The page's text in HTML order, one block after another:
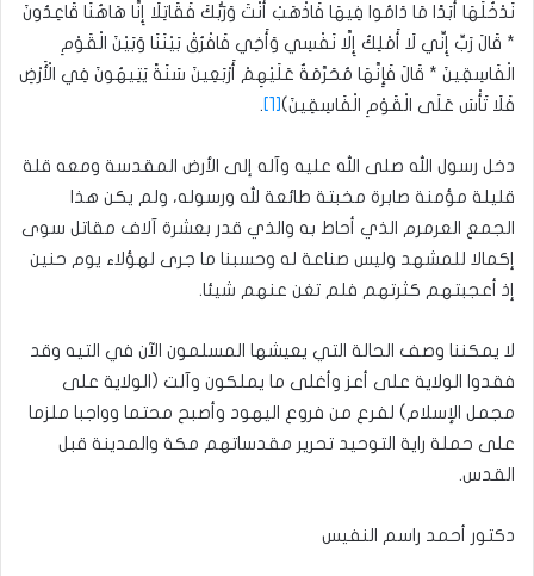
نَدْخُلَهَا أَبَدًا مَا دَامُوا فِيهَا فَاذْهَبْ أَنْتَ وَرَبُّكَ فَقَاتِلَا إِنَّا هَاهُنَا قَاعِدُونَ
* قَالَ رَبِّ إِنِّي لَا أَمْلِكُ إِلَّا نَفْسِي وَأَخِي فَافْرُقْ بَيْنَنَا وَبَيْنَ الْقَوْمِ
الْفَاسِقِينَ * قَالَ فَإِنَّهَا مُحَرَّمَةٌ عَلَيْهِمْ أَرْبَعِينَ سَنَةً يَتِيهُونَ فِي الْأَرْضِ
فَلَا تَأْسَ عَلَى الْقَوْمِ الْفَاسِقِينَ)[1]
.
دخل رسول الله صلى الله عليه وآله إلى الأرض المقدسة ومعه قلة
قليلة مؤمنة صابرة مخبتة طائعة لله ورسوله، ولم يكن هذا
الجمع العرمرم الذي أحاط به والذي قدر بعشرة آلاف مقاتل سوى
إكمالا للمشهد وليس صناعة له وحسبنا ما جرى لهؤلاء يوم حنين
إذ أعجبتهم كثرتهم فلم تغن عنهم شيئا.
لا يمكننا وصف الحالة التي يعيشها المسلمون الآن في التيه وقد
فقدوا الولاية على أعز وأغلى ما يملكون وآلت (الولاية على
مجمل الإسلام) لفرع من فروع اليهود وأصبح محتما وواجبا ملزما
على حملة راية التوحيد تحرير مقدساتهم مكة والمدينة قبل
القدس.
دكتور أحمد راسم النفيس